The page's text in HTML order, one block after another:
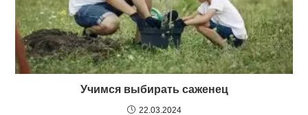
Учимся выбирать саженец
22.03.2024